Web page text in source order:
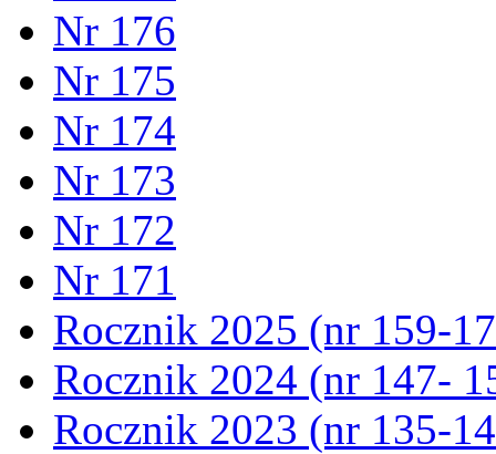
Nr 176
Nr 175
Nr 174
Nr 173
Nr 172
Nr 171
Rocznik 2025 (nr 159-
Rocznik 2024 (nr 147-
Rocznik 2023 (nr 135-